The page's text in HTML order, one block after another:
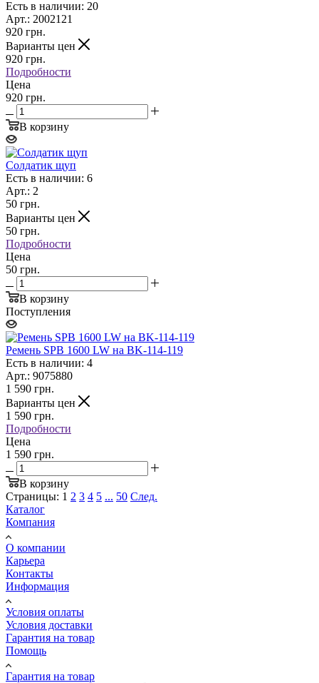
Есть в наличии: 20
Арт.: 2002121
920 грн.
Варианты цен
920 грн.
Подробности
Цена
920 грн.
В корзину
Солдатик щуп
Есть в наличии: 6
Арт.: 2
50 грн.
Варианты цен
50 грн.
Подробности
Цена
50 грн.
В корзину
Поступления
Ремень SPB 1600 LW на BK-114-119
Есть в наличии: 4
Арт.: 9075880
1 590 грн.
Варианты цен
1 590 грн.
Подробности
Цена
1 590 грн.
В корзину
Страницы: 1 2 3 4 5 ... 50 След.
Каталог
Компания
О компании
Карьера
Контакты
Информация
Условия оплаты
Условия доставки
Гарантия на товар
Помощь
Гарантия на товар